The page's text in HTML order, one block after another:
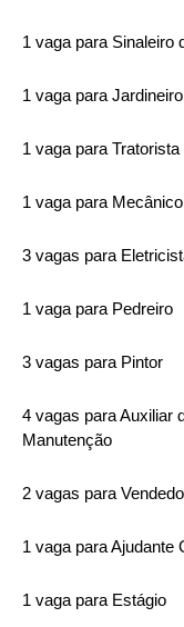
1 vaga para Sinaleiro
1 vaga para Jardineiro
1 vaga para
1 vaga para
3 vagas para
1 vaga para Pedreiro
3 vagas para Pintor
4 vagas para Auxiliar
Manutenção
2 vagas para
1 vaga para Ajudante
1 vaga para Estágio